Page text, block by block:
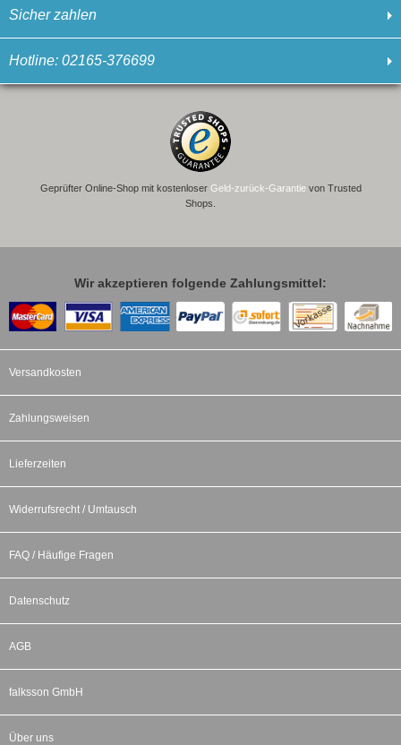
Sicher zahlen
Hotline: 02165-376699
Geprüfter Online-Shop mit kostenloser Geld-zurück-Garantievon Trusted
Shops.
Wir akzeptieren folgende Zahlungsmittel:
Versandkosten
Zahlungsweisen
Lieferzeiten
Widerrufsrecht / Umtausch
FAQ / Häufige Fragen
Datenschutz
AGB
falksson GmbH
Über uns